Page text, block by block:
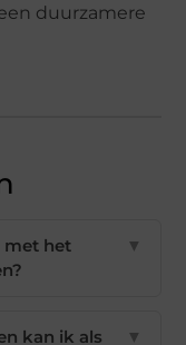
duurzamere
met het
▼
kan ik als ▼